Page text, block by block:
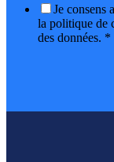
Je consens
la politique de
des données. *